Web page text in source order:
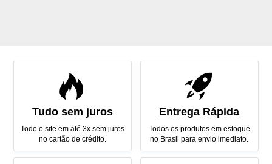
Tudo sem juros
Todo o site em até 3x sem juros
no cartão de crédito.
Entrega Rápida
Todos os produtos em estoque
no Brasil para envio imediato.